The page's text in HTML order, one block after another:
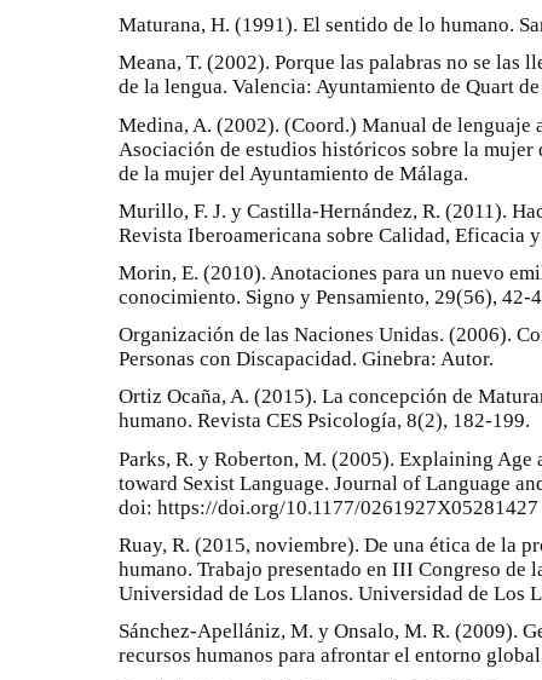
Maturana, H. (1991). El sentido de lo humano.
Meana, T. (2002). Porque las palabras no se las
de la lengua. Valencia: Ayuntamiento de Quart
Medina, A. (2002). (Coord.) Manual de
Asociación de estudios históricos sobre la
de la mujer del Ayuntamiento de Málaga.
Murillo, F. J. y Castilla-Hernández, R. (2011).
Revista Iberoamericana sobre Calidad, Eficacia
Morin, E. (2010). Anotaciones para un nuevo
conocimiento. Signo y Pensamiento, 29(56), 42-
Organización de las Naciones Unidas. (2006).
Personas con Discapacidad. Ginebra: Autor.
Ortiz Ocaña, A. (2015). La concepción de
humano. Revista CES Psicología, 8(2), 182-199.
Parks, R. y Roberton, M. (2005). Explaining Age
toward Sexist Language. Journal of Language
doi: https://doi.org/10.1177/0261927X05281427
Ruay, R. (2015, noviembre). De una ética de la
humano. Trabajo presentado en III Congreso de
Universidad de Los Llanos. Universidad de Los
Sánchez-Apellániz, M. y Onsalo, M. R. (2009).
recursos humanos para afrontar el entorno